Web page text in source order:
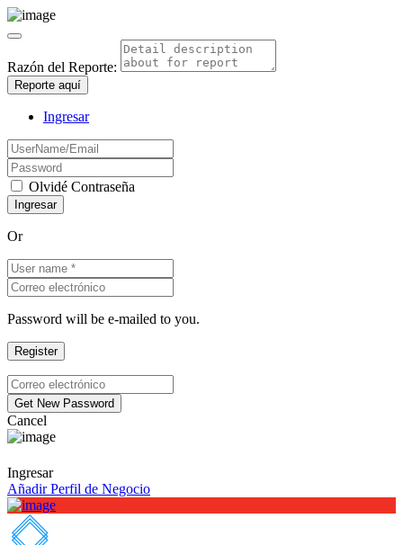
Razón del Reporte:
Reporte aquí
Ingresar
Olvidé Contraseña
Or
Password will be e-mailed to you.
Cancel
Ingresar
Añadir Perfil de Negocio